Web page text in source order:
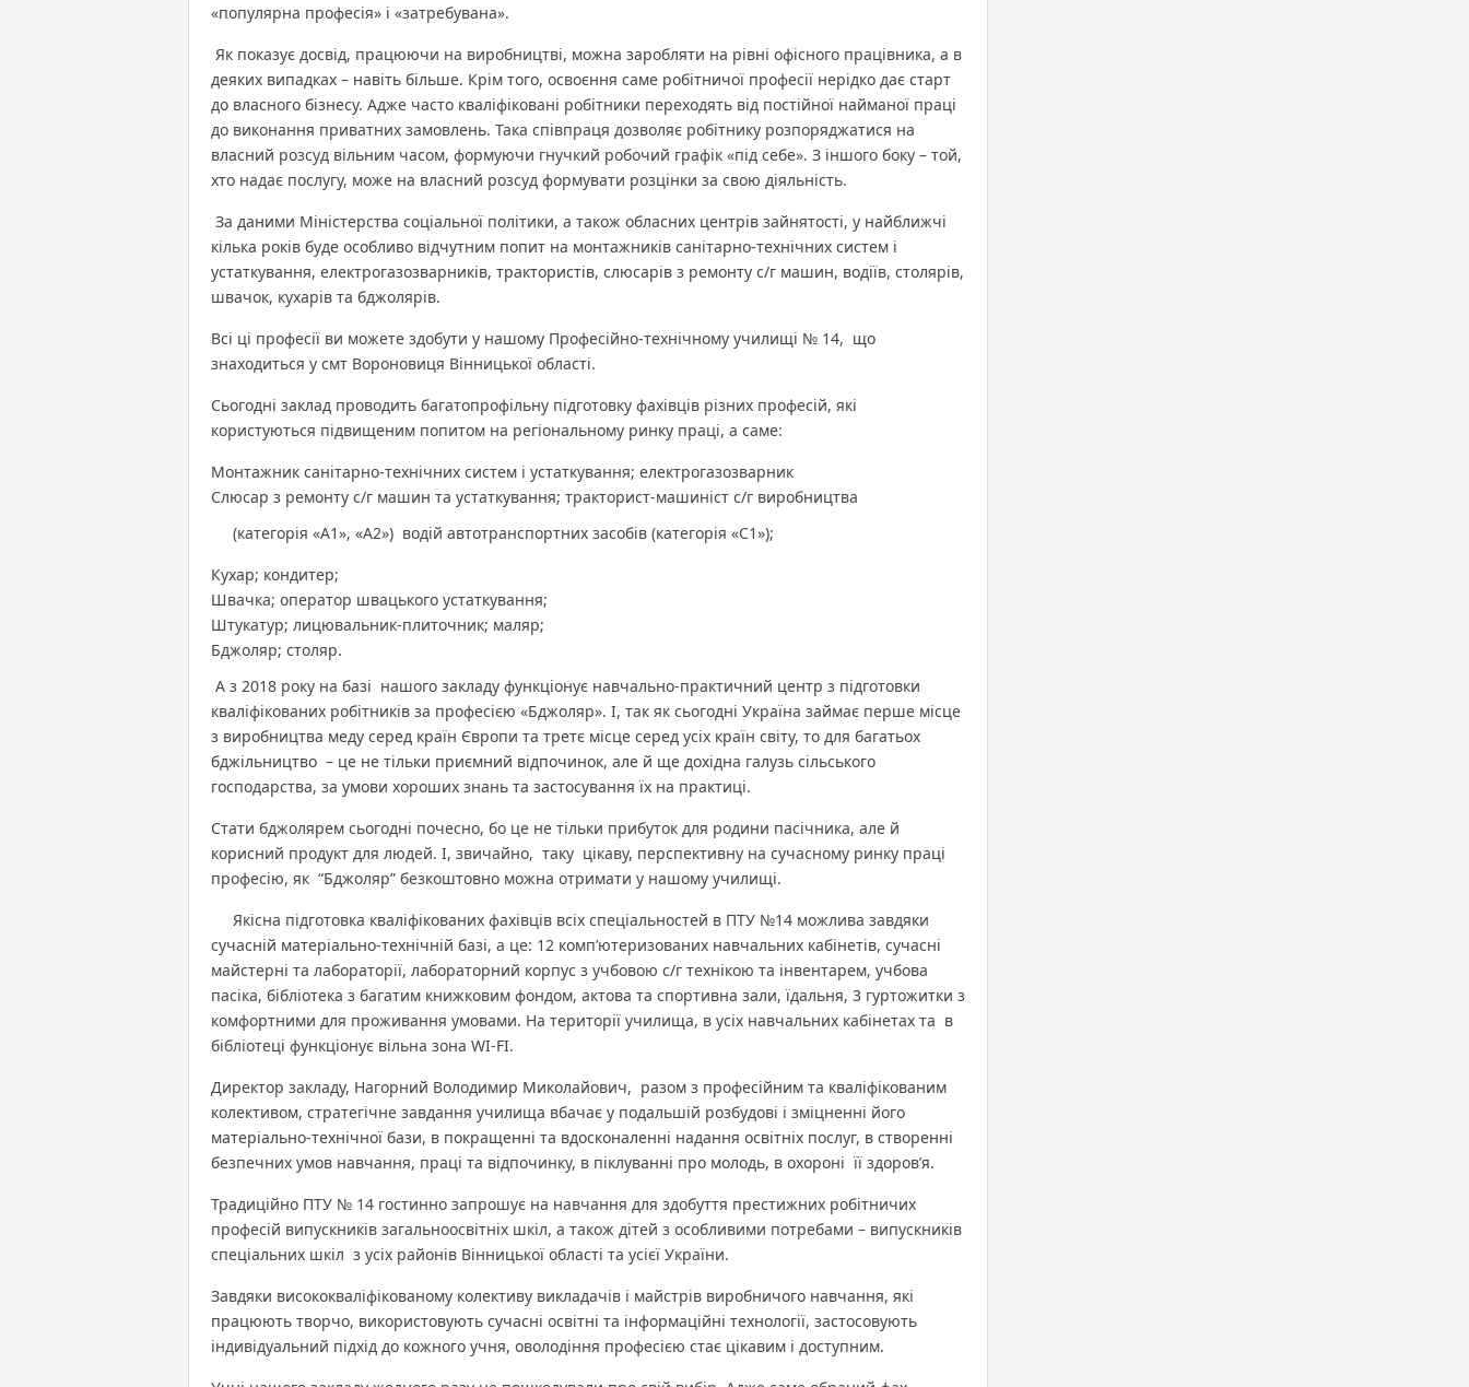
«популярна професія» і «затребувана».
Як показує досвід, працюючи на виробництві, можна заробляти на рівні офісного працівника, а в
деяких випадках – навіть більше. Крім того, освоєння саме робітничої професії нерідко дає старт
до власного бізнесу. Адже часто кваліфіковані робітники переходять від постійної найманої праці
до виконання приватних замовлень. Така співпраця дозволяє робітнику розпоряджатися на
власний розсуд вільним часом, формуючи гнучкий робочий графік «під себе». З іншого боку – той,
хто надає послугу, може на власний розсуд формувати розцінки за свою діяльність.
За даними Міністерства соціальної політики, а також обласних центрів зайнятості, у найближчі
кілька років буде особливо відчутним попит на монтажників санітарно-технічних систем і
устаткування, електрогазозварників, трактористів, слюсарів з ремонту с/г машин, водіїв, столярів,
швачок, кухарів та бджолярів.
Всі ці професії ви можете здобути у нашому Професійно-технічному училищі № 14, що
знаходиться у смт Вороновиця Вінницької області.
Сьогодні заклад проводить багатопрофільну підготовку фахівців різних професій, які
користуються підвищеним попитом на регіональному ринку праці, а саме:
Монтажник санітарно-технічних систем і устаткування; електрогазозварник
Слюсар з ремонту с/г машин та устаткування; тракторист-машиніст с/г виробництва
(категорія «А1», «А2») водій автотранспортних засобів (категорія «С1»);
Кухар; кондитер;
Швачка; оператор швацького устаткування;
Штукатур; лицювальник-плиточник; маляр;
Бджоляр; столяр.
А з 2018 року на базі нашого закладу функціонує навчально-практичний центр з підготовки
кваліфікованих робітників за професією «Бджоляр». І, так як сьогодні Україна займає перше місце
з виробництва меду серед країн Європи та третє місце серед усіх країн світу, то для багатьох
бджільництво – це не тільки приємний відпочинок, але й ще дохідна галузь сільського
господарства, за умови хороших знань та застосування їх на практиці.
Стати бджолярем сьогодні почесно, бо це не тільки прибуток для родини пасічника, але й
корисний продукт для людей. І, звичайно, таку цікаву, перспективну на сучасному ринку праці
професію, як “Бджоляр” безкоштовно можна отримати у нашому училищі.
Якісна підготовка кваліфікованих фахівців всіх спеціальностей в ПТУ №14 можлива завдяки
сучасній матеріально-технічній базі, а це: 12 комп’ютеризованих навчальних кабінетів, сучасні
майстерні та лабораторії, лабораторний корпус з учбовою с/г технікою та інвентарем, учбова
пасіка, бібліотека з багатим книжковим фондом, актова та спортивна зали, їдальня, 3 гуртожитки з
комфортними для проживання умовами. На території училища, в усіх навчальних кабінетах та в
бібліотеці функціонує вільна зона WI-FI.
Директор закладу, Нагорний Володимир Миколайович, разом з професійним та кваліфікованим
колективом, стратегічне завдання училища вбачає у подальшій розбудові і зміцненні його
матеріально-технічної бази, в покращенні та вдосконаленні надання освітніх послуг, в створенні
безпечних умов навчання, праці та відпочинку, в піклуванні про молодь, в охороні її здоров’я.
Традиційно ПТУ № 14 гостинно запрошує на навчання для здобуття престижних робітничих
професій випускників загальноосвітніх шкіл, а також дітей з особливими потребами – випускників
спеціальних шкіл з усіх районів Вінницької області та усієї України.
Завдяки висококваліфікованому колективу викладачів і майстрів виробничого навчання, які
працюють творчо, використовують сучасні освітні та інформаційні технології, застосовують
індивідуальний підхід до кожного учня, оволодіння професією стає цікавим і доступним.